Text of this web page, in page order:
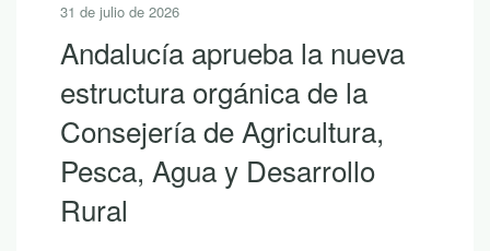
31 de julio de 2026
Andalucía aprueba la nueva
estructura orgánica de la
Consejería de Agricultura,
Pesca, Agua y Desarrollo
Rural